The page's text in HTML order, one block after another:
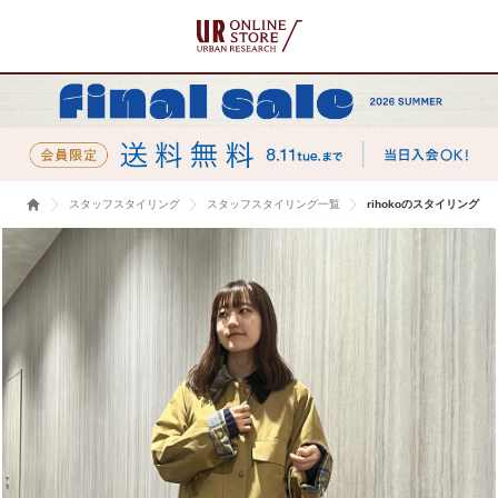
スタッフスタイリング スタッフスタイリング一覧 rihokoのスタイリング